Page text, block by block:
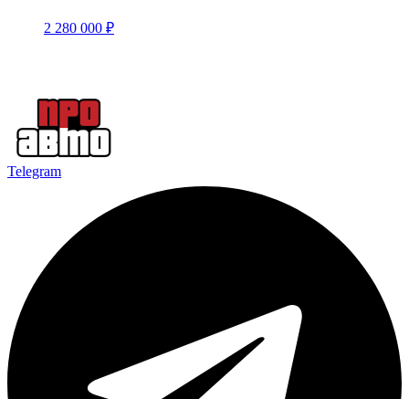
2 280 000 ₽
Telegram